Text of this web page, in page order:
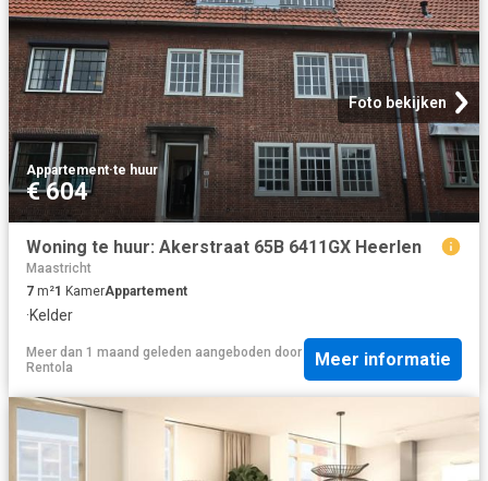
Foto bekijken
Appartement·te huur
€ 604
Woning te huur: Akerstraat 65B 6411GX Heerlen
Maastricht
7 m²1 KamerAppartement
·Kelder
Meer dan 1 maand geleden aangeboden door
Rentola
Meer informatie